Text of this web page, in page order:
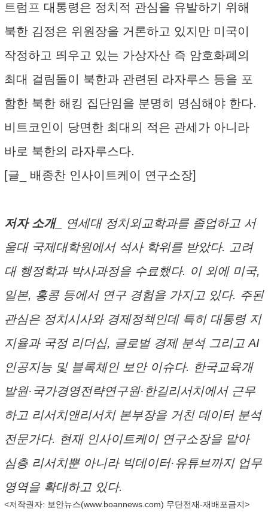
트럼프 대통령은 정치적 관심을 유발하기 위해
북한 김정은 위원장을 거론하고 있지만 미국이
작정하고 띄우고 있는 가상자산 즉 암호화폐의
최대 걸림돌이 북한과 관련된 라자루스 등을 포
함한 북한 해킹 집단임을 분명히 명심해야 한다.
비트코인이 당면한 최대의 적은 관세가 아니라
바로 북한의 라자루스다.
[글_ 배종찬 인사이트케이 연구소장]
저자 소개_
연세대 정치외교학과를 졸업하고 서
울대 국제대학원에서 석사 학위를 받았다. 고려
대 행정학과 박사과정을 수료했다. 이 외에 미국,
일본, 홍콩 등에서 연구 경험을 가지고 있다. 주된
관심은 정치시사와 경제정책인데 특히 대통령 지
지율과 국정 리더십, 글로벌 경제 분석 그리고 AI
인공지능 및 블록체인 보안 이슈다. 한국교육개
발원·국가경영전략연구원·한길리서치에서 근무
하고 리서치앤리서치 본부장을 거친 데이터 분석
전문가다. 현재 인사이트케이 연구소장을 맡아
심층 리서치뿐 아니라 빅데이터·유튜브까지 업무
영역을 확대하고 있다.
<저작권자: 보안뉴스(www.boannews.com) 무단전재-재배포금지>